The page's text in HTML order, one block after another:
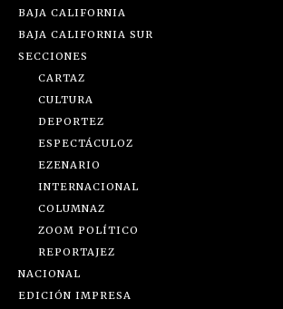
BAJA CALIFORNIA
BAJA CALIFORNIA SUR
SECCIONES
CARTAZ
CULTURA
DEPORTEZ
ESPECTÁCULOZ
EZENARIO
INTERNACIONAL
COLUMNAZ
ZOOM POLÍTICO
REPORTAJEZ
NACIONAL
EDICIÓN IMPRESA